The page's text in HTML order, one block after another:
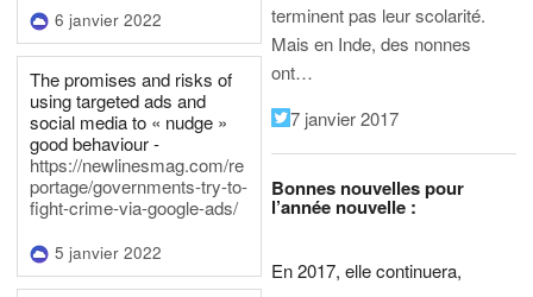
6 janvier 2022
The promises and risks of
using targeted ads and
social media to « nudge »
good behaviour -
https://newlinesmag.com/re
portage/governments-try-to-
fight-crime-via-google-ads/
5 janvier 2022
terminent pas leur scolarité.
Mais en Inde, des nonnes
ont…
7 janvier 2017
Bonnes nouvelles pour
l’année nouvelle :
En 2017, elle continuera,